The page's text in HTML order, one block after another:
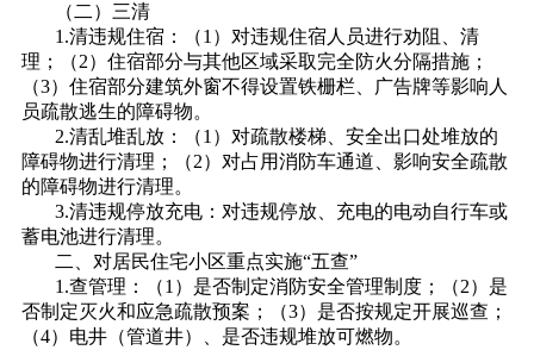
（二）三清
1.清违规住宿：（1）对违规住宿人员进行劝阻、清
理；（2）住宿部分与其他区域采取完全防火分隔措施；
（3）住宿部分建筑外窗不得设置铁栅栏、广告牌等影响人
员疏散逃生的障碍物。
2.清乱堆乱放：（1）对疏散楼梯、安全出口处堆放的
障碍物进行清理；（2）对占用消防车通道、影响安全疏散
的障碍物进行清理。
3.清违规停放充电：对违规停放、充电的电动自行车或
蓄电池进行清理。
二、对居民住宅小区重点实施“五查”
1.查管理：（1）是否制定消防安全管理制度；（2）是
否制定灭火和应急疏散预案；（3）是否按规定开展巡查；
（4）电井（管道井）、是否违规堆放可燃物。